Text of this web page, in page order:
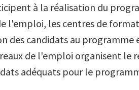
à la réalisation du
l'emploi, les centres de
des candidats au
de l'emploi organisent le
adéquats pour le